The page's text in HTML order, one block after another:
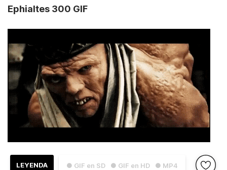
Ephialtes 300 GIF
● GIF en SD ● GIF en HD ● MP4
LEYENDA